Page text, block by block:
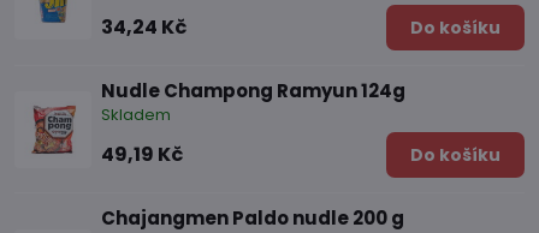
34,24 Kč Do košíku
Nudle Champong Ramyun 124g
Skladem
49,19 Kč Do košíku
Chajangmen Paldo nudle 200 g